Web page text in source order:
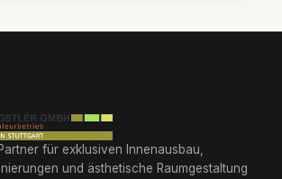
für exklusiven Innenausbau,
und ästhetische Raumgestaltung